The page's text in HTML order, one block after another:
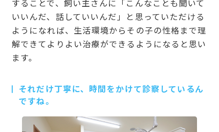
することで、飼い主さんに「こんなことも聞いて
いいんだ、話していいんだ」と思っていただける
ようになれば、生活環境からその子の性格まで理
解できてよりよい治療ができるようになると思い
ます。
それだけ丁寧に、時間をかけて診察しているん
ですね。